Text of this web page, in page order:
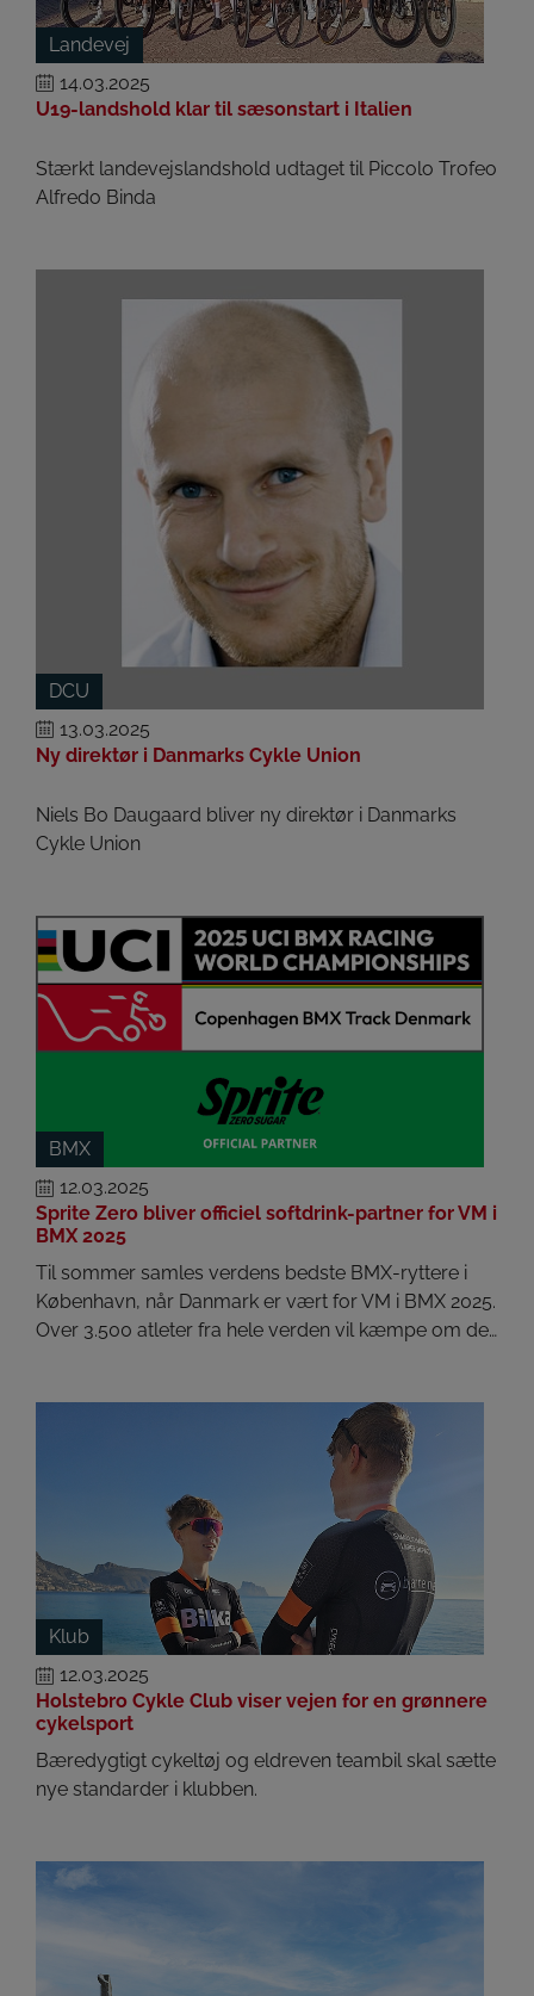
Landevej
14.03.2025
U19-landshold klar til sæsonstart i Italien
Stærkt landevejslandshold udtaget til Piccolo Trofeo
Alfredo Binda
DCU
13.03.2025
Ny direktør i Danmarks Cykle Union
Niels Bo Daugaard bliver ny direktør i Danmarks
Cykle Union
BMX
12.03.2025
Sprite Zero bliver officiel softdrink-partner for VM i
BMX 2025
Til sommer samles verdens bedste BMX-ryttere i
København, når Danmark er vært for VM i BMX 2025.
Over 3.500 atleter fra hele verden vil kæmpe om de…
Klub
12.03.2025
Holstebro Cykle Club viser vejen for en grønnere
cykelsport
Bæredygtigt cykeltøj og eldreven teambil skal sætte
nye standarder i klubben.